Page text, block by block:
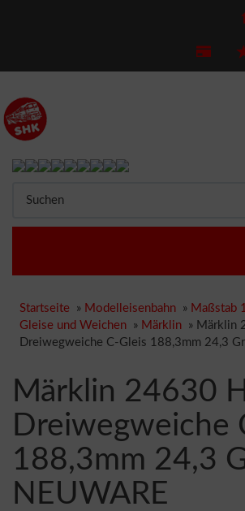
Startseite » Modelleisenbahn » Maßstab
Gleise und Weichen » Märklin » Märklin
Dreiwegweiche C-Gleis 188,3mm 24,3
Märklin 24630
Dreiwegweiche
188,3mm 24,3
NEUWARE